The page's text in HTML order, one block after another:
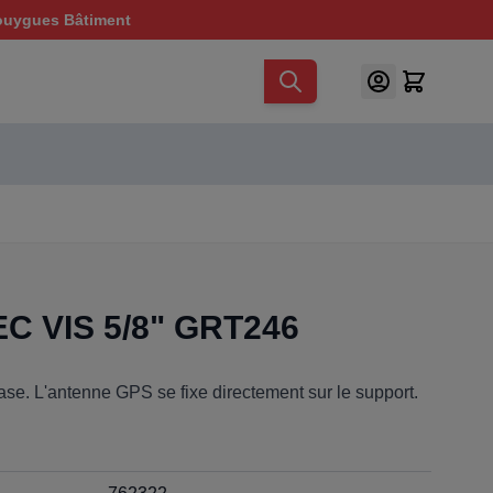
Bâtiment
VIS 5/8" GRT246
L'antenne GPS se fixe directement sur le support.